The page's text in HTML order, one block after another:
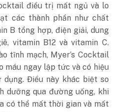
điều trị mất ngủ và lo
các thành phần như chất
B tổng hợp, điện giải, dung
vitamin B12 và vitamin C.
tĩnh mạch, Myer’s Cocktail
máu ngay lập tức và có hiệu
dụng. Điều này khác biệt so
dưỡng qua đường uống, khi
có thể mất thời gian và mất